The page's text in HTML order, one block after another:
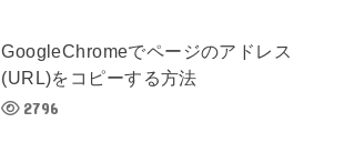
GoogleChromeでページのアドレス
(URL)をコピーする方法
2796